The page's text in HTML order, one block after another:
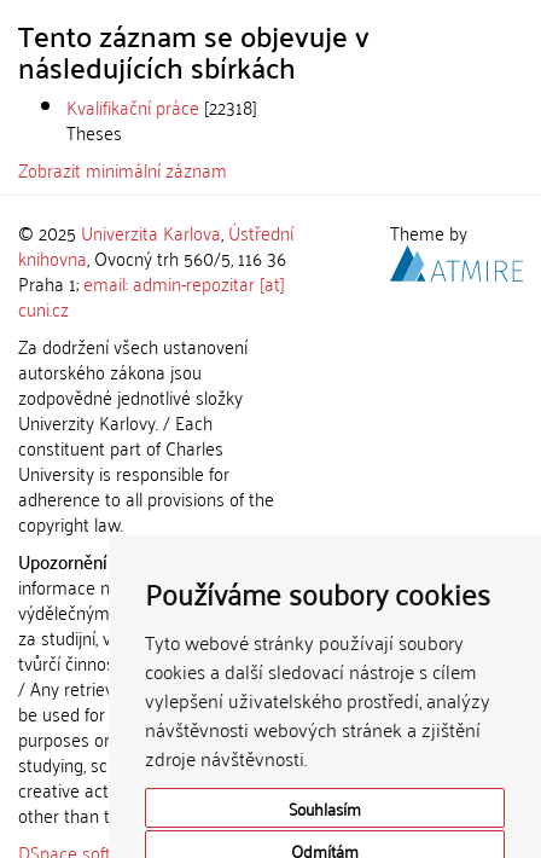
Používáme soubory cookies
Tyto webové stránky používají soubory
cookies a další sledovací nástroje s cílem
vylepšení uživatelského prostředí, analýzy
návštěvnosti webových stránek a zjištění
zdroje návštěvnosti.
Souhlasím
Odmítám
Tento záznam se objevuje v
následujících sbírkách
Kvalifikační práce [22318]
Theses
Zobrazit minimální záznam
© 2025 Univerzita Karlova,Ústřední
knihovna, Ovocný trh 560/5, 116 36
Praha 1;email: admin-repozitar [at]
cuni.cz
Za dodržení všech ustanovení
autorského zákona jsou
zodpovědné jednotlivé složky
Univerzity Karlovy. / Each
constituent part of Charles
University is responsible for
adherence to all provisions of the
copyright law.
Upozornění / Notice:
informace nemohou být použity k
výdělečným účelům nebo vydávány
za studijní, vědeckou nebo jinou
tvůrčí činnost jiné osoby než autora.
/ Any retrieved information shall not
be used for any commercial
purposes or claimed as results of
studying, scientific or any other
creative activities of any person
other than the author.
Theme by